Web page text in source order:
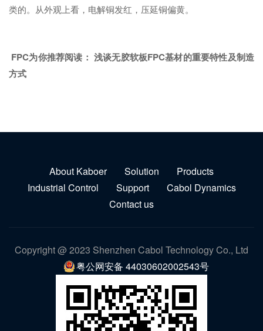
类的。从外观上看，电解铜发红，压延铜偏黄。
FPC为你推荐阅读： 浅谈无胶软板FPC基材的重要特性及制造
方式
About Kaboer Solution
Products
Industrial Control
Support
Cabol Dynamics
Contact us
Copyright @ 2023 Shenzhen Cabol Technology Co., Ltd
粤公网安备 44030602002543号